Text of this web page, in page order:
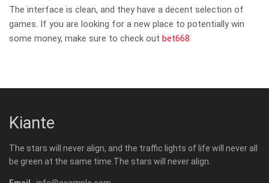
The interface is clean, and they have a decent selection of
games. If you are looking for a new place to potentially win
some money, make sure to check out bet668
Kiante
The stars will never align, and the traffic lights of life will never all
be green at the same time.The stars will never align.